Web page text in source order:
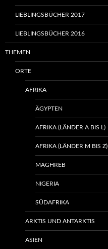
LIEBLINGSBÜCHER 2017
LIEBLINGSBÜCHER 2016
THEMEN
ORTE
AFRIKA
ÄGYPTEN
AFRIKA (LÄNDER A BIS L)
AFRIKA (LÄNDER M BIS Z)
MAGHREB
NIGERIA
SÜDAFRIKA
ARKTIS UND ANTARKTIS
ASIEN